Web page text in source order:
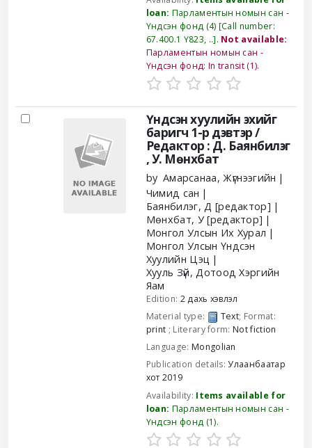
loan: Парламентын номын сан -
Үндсэн фонд (4) Call number:
67.400.1 Ү823, .. . Not available:
Парламентын номын сан -
Үндсэн фонд: In transit (1).
Үндсэн хуулийн эхийг
баригч 1-р дэвтэр /
Редактор : Д. Баянбилэг
, У. Мөнхбат
by Амарсанаа, Жүгнээгийн
Чимид сан
Баянбилэг, Д [редактор]
Мөнхбат, У[редактор]
Монгол Улсын Их Хурал
Монгол Улсын Үндсэн
Хуулийн Цэц
Хууль Зүй, Дотоод Хэргийн
Яам
Edition: 2 дахь хэвлэл
Material type:
Text; Format:
print ; Literary form:Not fiction
Language: Mongolian
Publication details:Улаанбаатар
хот 2019
Availability: Items available for
loan: Парламентын номын сан -
Үндсэн фонд (1).